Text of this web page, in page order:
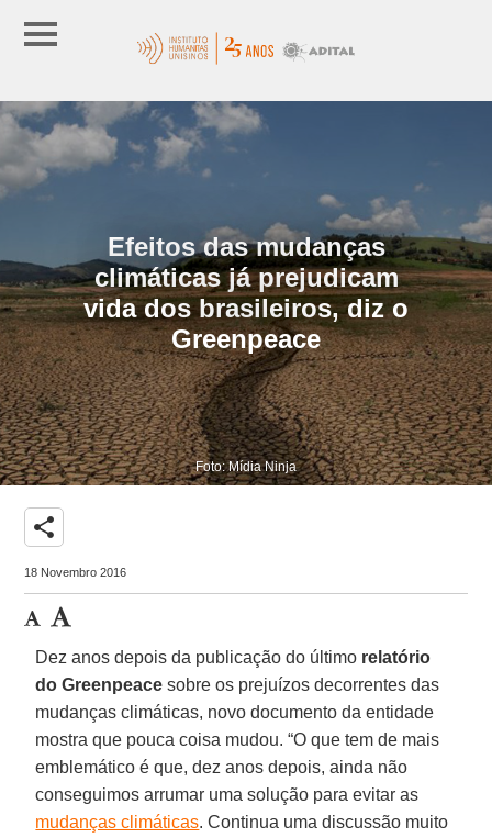
Efeitos das mudanças
climáticas já prejudicam
vida dos brasileiros, diz o
Greenpeace
Foto: Mídia Ninja
share
18 Novembro 2016
Dez anos depois da publicação do último relatório
do Greenpeace sobre os prejuízos decorrentes das
mudanças climáticas, novo documento da entidade
mostra que pouca coisa mudou. “O que tem de mais
emblemático é que, dez anos depois, ainda não
conseguimos arrumar uma solução para evitar as
mudanças climáticas. Continua uma discussão muito